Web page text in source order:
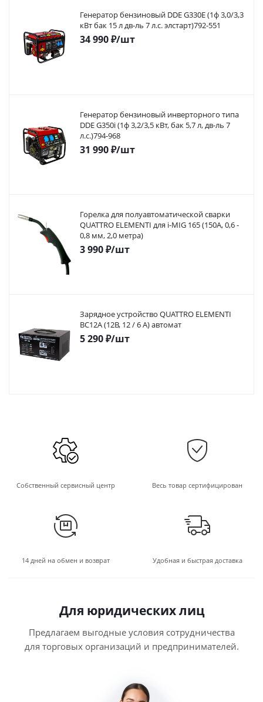
Генератор бензиновый DDE G330E (1ф 3,0/3,3
кВт бак 15 л дв-ль 7 л.с. элстарт)792-551
34 990₽/шт
Генератор бензиновый инверторного типа
DDE G350i (1ф 3,2/3,5 кВт, бак 5,7 л, дв-ль 7
л.с.)794-968
31 990₽/шт
Горелка для полуавтоматической сварки
QUATTRO ELEMENTI для i-MIG 165 (150A, 0,6 -
0,8 мм, 2,0 метра)
3 990₽/шт
Зарядное устройство QUATTRO ELEMENTI
BC12A (12В, 12 / 6 А) автомат
5 290₽/шт
Собственный сервисный центр Весь товар сертифицирован
14 дней на обмен и возврат Удобная и быстрая доставка
Для юридических лиц
Предлагаем выгодные условия сотрудничества
для торговых организаций и предпринимателей.